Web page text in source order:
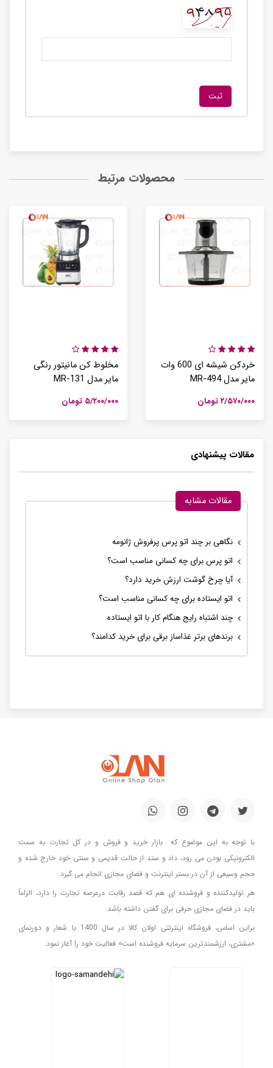
محصولات مرتبط
مخلوط کن مانیتور رنگی
مایر مدل MR-131
۵/۲۰۰/۰۰۰ تومان
خردکن شیشه ای 600 وات
مایر مدل MR-494
۲/۵۷۰/۰۰۰ تومان
مقالات پیشنهادی
مقالات مشابه
نگاهی بر چند اتو پرس پرفروش ژانومه
اتو پرس برای چه کسانی مناسب است؟
آیا چرخ گوشت ارزش خرید دارد؟
اتو ایستاده برای چه کسانی مناسب است؟
چند اشتباه رایج هنگام کار با اتو ایستاده
برندهای برتر غذاساز برقی برای خرید کدامند؟
با توجه به این موضوع که بازار خرید و فروش و در کل تجارت به سمت
الکترونیکی بودن می رود، داد و ستد از حالت قدیمی و سنتی خود خارج شده و
حجم وسیعی از آن در بستر اینترنت و فضای مجازی انجام می گیرد.
هر تولیدکننده و فروشنده ای هم که قصد رقابت درعرصه تجارت را دارد، الزاماً
باید در فضای مجازی حرفی برای گفتن داشته باشد.
براین اساس، فروشگاه اینترنتی اولان کالا در سال 1400 با شعار و دورنمای
«مشتری، ارزشمندترین سرمایه فروشنده است» فعالیت خود را آغاز نمود.